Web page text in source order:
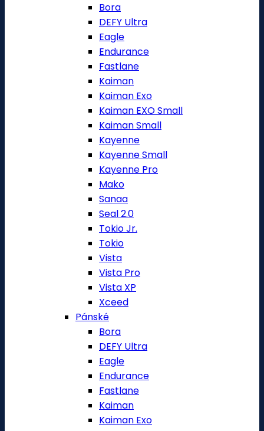
Bora
DEFY Ultra
Eagle
Endurance
Fastlane
Kaiman
Kaiman Exo
Kaiman EXO Small
Kaiman Small
Kayenne
Kayenne Small
Kayenne Pro
Mako
Sanaa
Seal 2.0
Tokio Jr.
Tokio
Vista
Vista Pro
Vista XP
Xceed
Pánské
Bora
DEFY Ultra
Eagle
Endurance
Fastlane
Kaiman
Kaiman Exo